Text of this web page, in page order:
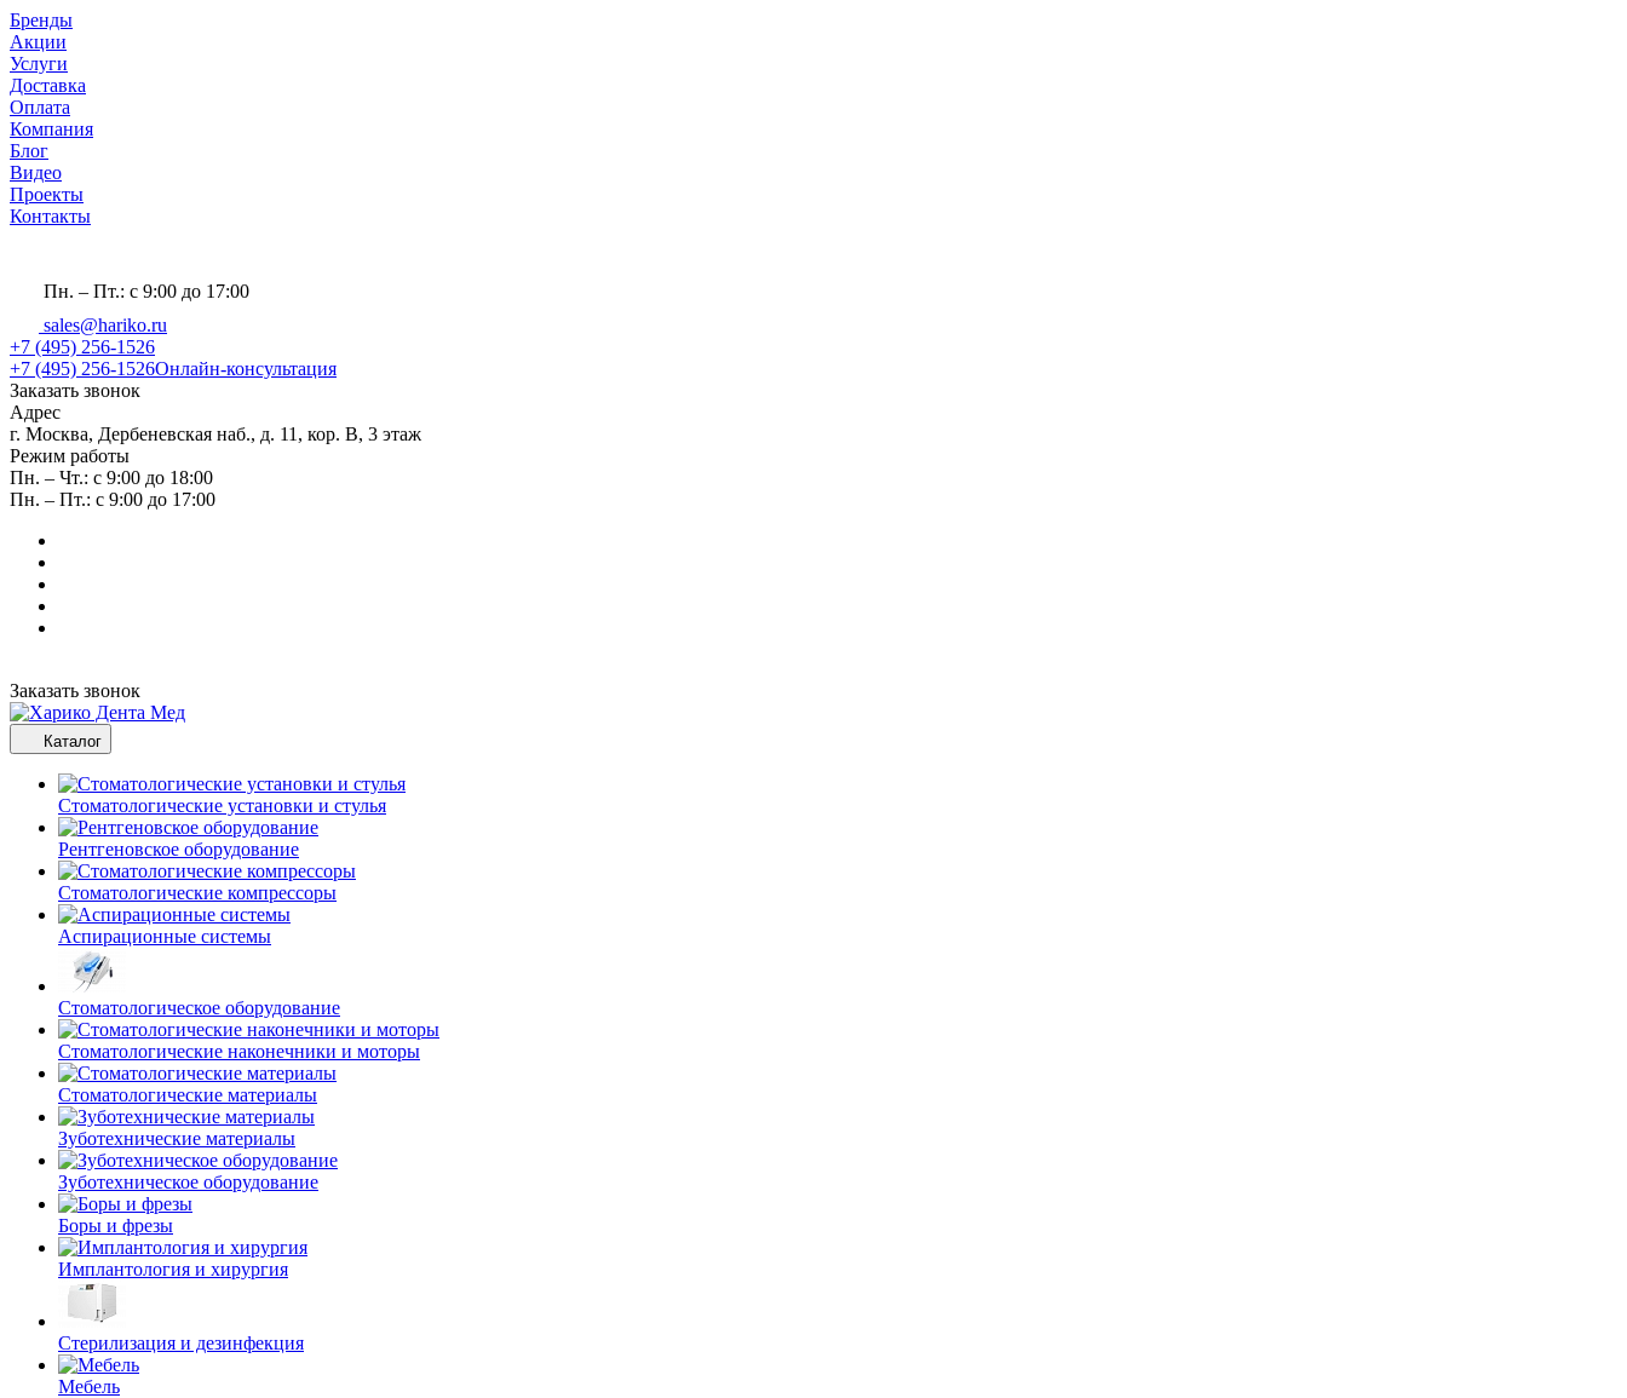
Бренды
Акции
Услуги
Доставка
Оплата
Компания
Блог
Видео
Проекты
Контакты
Пн. – Пт.: с 9:00 до 17:00
sales@hariko.ru
+7 (495) 256-1526
+7 (495) 256-1526Онлайн-консультация
Заказать звонок
Адрес
г. Москва, Дербеневская наб., д. 11, кор. В, 3 этаж
Режим работы
Пн. – Чт.: с 9:00 до 18:00
Пн. – Пт.: с 9:00 до 17:00
Заказать звонок
Каталог
Стоматологические установки и стулья
Рентгеновское оборудование
Стоматологические компрессоры
Аспирационные системы
Стоматологическое оборудование
Стоматологические наконечники и моторы
Стоматологические материалы
Зуботехнические материалы
Зуботехническое оборудование
Боры и фрезы
Имплантология и хирургия
Стерилизация и дезинфекция
Мебель